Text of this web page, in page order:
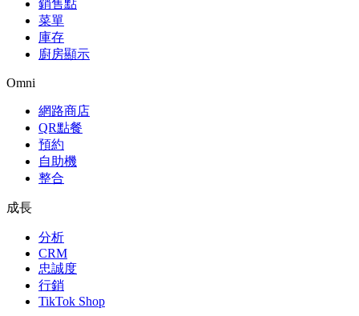
銷售點
菜單
庫存
廚房顯示
Omni
網路商店
QR點餐
預約
自助機
整合
成長
分析
CRM
忠誠度
行銷
TikTok Shop